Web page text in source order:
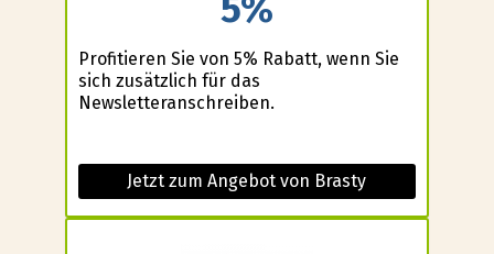
Profitieren Sie von 5% Rabatt, wenn Sie
sich zusätzlich für das
Newsletteranschreiben.
Jetzt zum Angebot von Brasty